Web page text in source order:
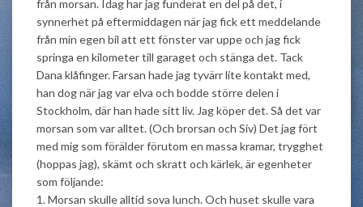
från morsan. Idag har jag funderat en del på det, i
synnerhet på eftermiddagen när jag fick ett meddelande
från min egen bil att ett fönster var uppe och jag fick
springa en kilometer till garaget och stänga det. Tack
Dana klåfinger. Farsan hade jag tyvärr lite kontakt med,
han dog när jag var elva och bodde större delen i
Stockholm, där han hade sitt liv. Jag köper det. Så det var
morsan som var alltet. (Och brorsan och Siv) Det jag fört
med mig som förälder förutom en massa kramar, trygghet
(hoppas jag), skämt och skratt och kärlek, är egenheter
som följande:
1. Morsan skulle alltid sova lunch. Och huset skulle vara